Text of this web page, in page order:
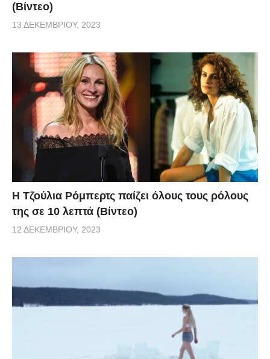
(Βίντεο)
13 ΔΕΚΕΜΒΡΊΟΥ, 2023
Η Τζούλια Ρόμπερτς παίζει όλους τους ρόλους
της σε 10 λεπτά (Βίντεο)
12 ΔΕΚΕΜΒΡΊΟΥ, 2023